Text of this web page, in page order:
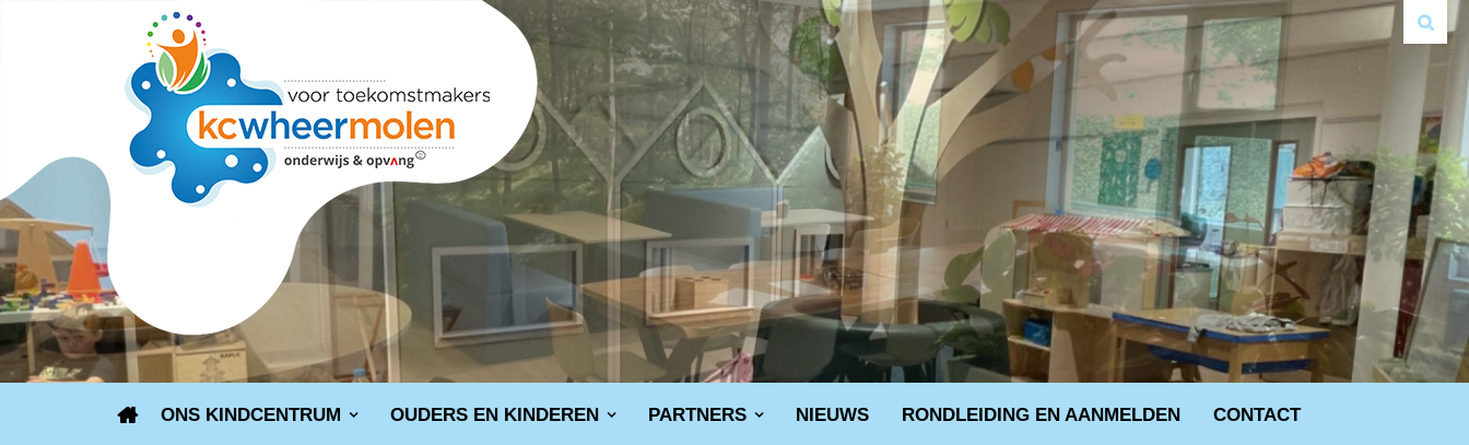
ONS KINDCENTRUM OUDERS EN KINDEREN PARTNERS NIEUWS RONDLEIDING EN AANMELDEN CONTACT